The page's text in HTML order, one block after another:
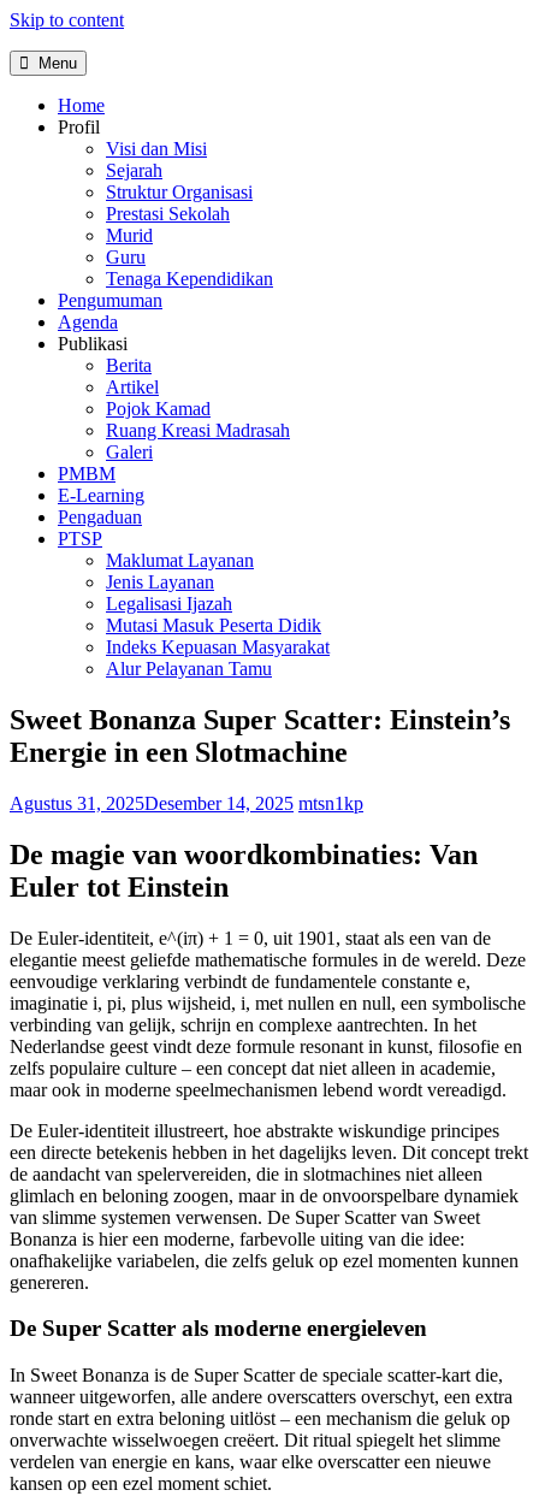
Skip to content
Menu
Home
Profil
Visi dan Misi
Sejarah
Struktur Organisasi
Prestasi Sekolah
Murid
Guru
Tenaga Kependidikan
Pengumuman
Agenda
Publikasi
Berita
Artikel
Pojok Kamad
Ruang Kreasi Madrasah
Galeri
PMBM
E-Learning
Pengaduan
PTSP
Maklumat Layanan
Jenis Layanan
Legalisasi Ijazah
Mutasi Masuk Peserta Didik
Indeks Kepuasan Masyarakat
Alur Pelayanan Tamu
Sweet Bonanza Super Scatter: Einstein’s
Energie in een Slotmachine
Agustus 31, 2025Desember 14, 2025 mtsn1kp
De magie van woordkombinaties: Van
Euler tot Einstein
De Euler-identiteit, e^(iπ) + 1 = 0, uit 1901, staat als een van de
elegantie meest geliefde mathematische formules in de wereld. Deze
eenvoudige verklaring verbindt de fundamentele constante e,
imaginatie i, pi, plus wijsheid, i, met nullen en null, een symbolische
verbinding van gelijk, schrijn en complexe aantrechten. In het
Nederlandse geest vindt deze formule resonant in kunst, filosofie en
zelfs populaire culture – een concept dat niet alleen in academie,
maar ook in moderne speelmechanismen lebend wordt vereadigd.
De Euler-identiteit illustreert, hoe abstrakte wiskundige principes
een directe betekenis hebben in het dagelijks leven. Dit concept trekt
de aandacht van spelervereiden, die in slotmachines niet alleen
glimlach en beloning zoogen, maar in de onvoorspelbare dynamiek
van slimme systemen verwensen. De Super Scatter van Sweet
Bonanza is hier een moderne, farbevolle uiting van die idee:
onafhakelijke variabelen, die zelfs geluk op ezel momenten kunnen
genereren.
De Super Scatter als moderne energieleven
In Sweet Bonanza is de Super Scatter de speciale scatter-kart die,
wanneer uitgeworfen, alle andere overscatters overschyt, een extra
ronde start en extra beloning uitlöst – een mechanism die geluk op
onverwachte wisselwoegen creëert. Dit ritual spiegelt het slimme
verdelen van energie en kans, waar elke overscatter een nieuwe
kansen op een ezel moment schiet.